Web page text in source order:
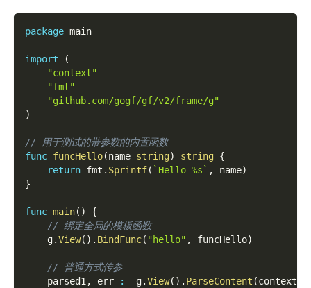
package main
import
(
"context"
"fmt"
"github.com/gogf/gf/v2/frame/g"
)
// 用于测试的带参数的内置函数
func funcHello(name string) string {
return fmt . Sprintf( `Hello %s` , name)
}
func main( )
{
// 绑定全局的模板函数
    g
.View( ) . BindFunc( "hello" , funcHello)
// 普通方式传参
    parsed1
, err := g.View( ) . ParseContent (context